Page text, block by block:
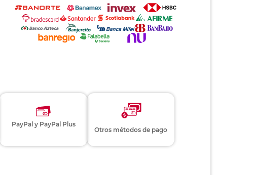
PayPal y PayPal Plus
Otros métodos de pago